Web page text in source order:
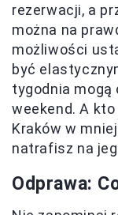
rezerwacji, a
można na
możliwości
być
tygodnia mogą
weekend. A
Kraków w
natrafisz na
Odprawa: